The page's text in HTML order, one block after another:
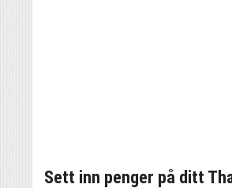
Sett inn penger på ditt